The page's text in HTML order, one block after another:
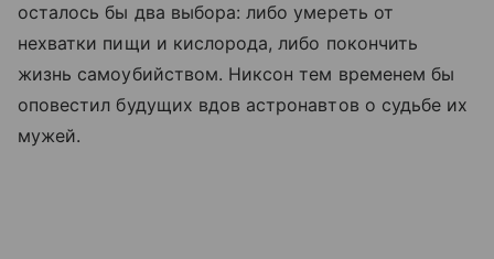
осталось бы два выбора: либо умереть от
нехватки пищи и кислорода, либо покончить
жизнь самоубийством. Никсон тем временем бы
оповестил будущих вдов астронавтов о судьбе их
мужей.